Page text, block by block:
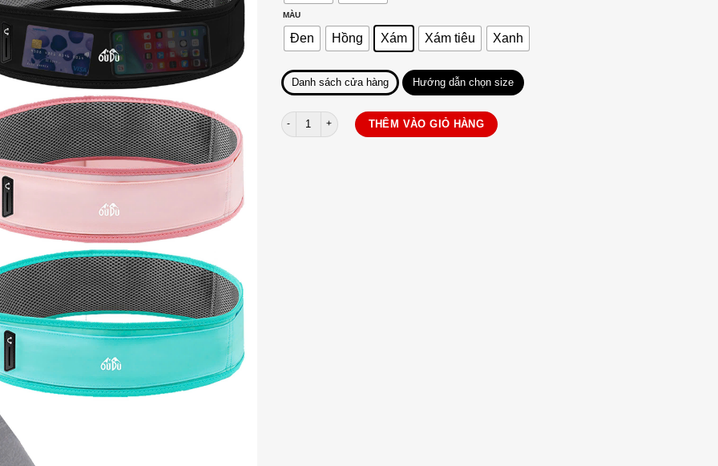
MÀU
Đen Hồng Xám Xám tiêu Xanh
Danh sách cửa hàng Hướng dẫn chọn size
Túi Oudu 3 ngăn dây luồn số lượng
THÊM VÀO GIỎ HÀNG